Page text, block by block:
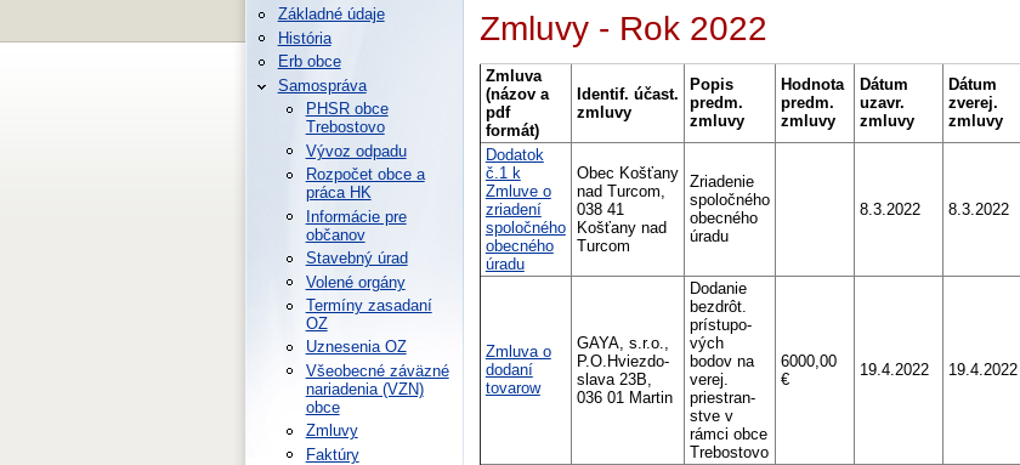
Zmluvy - Rok 2022
Zmluva
(názov a
pdf
formát)
Identif. účast.
zmluvy
Popis
predm.
zmluvy
Hodnota
predm.
zmluvy
Dátum
uzavr.
zmluvy
Dátum
zverej.
zmluvy
Dodatok
č.1 k
Zmluve o
zriadení
spoločného
obecného
úradu
Obec Košťany
nad Turcom,
038 41
Košťany nad
Turcom
Zriadenie
spoločného
obecného
úradu
8.3.2022 8.3.2022
Zmluva o
dodaní
tovarow
GAYA, s.r.o.,
P.O.Hviezdo-
slava 23B,
036 01 Martin
Dodanie
bezdrôt.
prístupo-
vých
bodov na
verej.
priestran-
stve v
rámci obce
Trebostovo
6000,00
€
19.4.2022 19.4.2022
Základné údaje
História
Erb obce
Samospráva
PHSR obce
Trebostovo
Vývoz odpadu
Rozpočet obce a
práca HK
Informácie pre
občanov
Stavebný úrad
Volené orgány
Termíny zasadaní
OZ
Uznesenia OZ
Všeobecné záväzné
nariadenia (VZN)
obce
Zmluvy
Faktúry